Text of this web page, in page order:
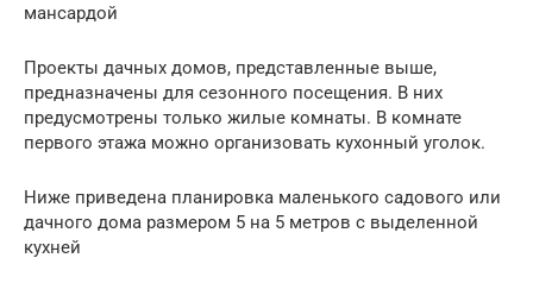
мансардой
Проекты дачных домов, представленные выше,
предназначены для сезонного посещения. В них
предусмотрены только жилые комнаты. В комнате
первого этажа можно организовать кухонный уголок.
Ниже приведена планировка маленького садового или
дачного дома размером 5 на 5 метров с выделенной
кухней